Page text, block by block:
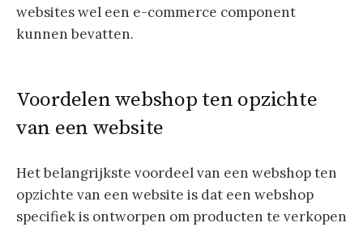
websites wel een e-commerce component
kunnen bevatten.
Voordelen webshop ten opzichte
van een website
Het belangrijkste voordeel van een webshop ten
opzichte van een website is dat een webshop
specifiek is ontworpen om producten te verkopen